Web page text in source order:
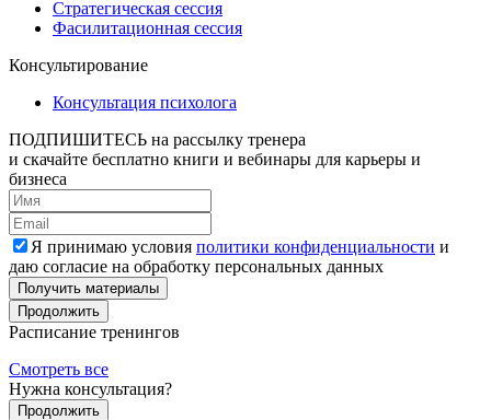
Стратегическая сессия
Фасилитационная сессия
Консультирование
Консультация психолога
ПОДПИШИТЕСЬ на рассылку тренера
и скачайте бесплатно книги и вебинары для карьеры и
бизнеса
Я принимаю условия политики конфиденциальности и
даю согласие на обработку персональных данных
Получить материалы
Продолжить
Расписание тренингов
Смотреть все
Нужна консультация?
Продолжить